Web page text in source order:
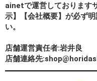
ainetで運営しております
示】【会社概要】が必ず
い。
店舗運営責任者:岩井良
店舗連絡先